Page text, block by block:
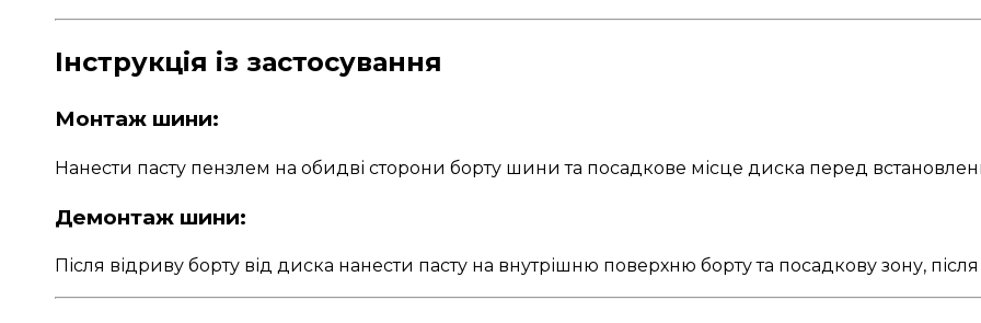
Інструкція із застосування
Монтаж шини:
Нанести пасту пензлем на обидві сторони борту шини та посадкове місце диска перед
Демонтаж шини:
Після відриву борту від диска нанести пасту на внутрішню поверхню борту та посадкову зону,